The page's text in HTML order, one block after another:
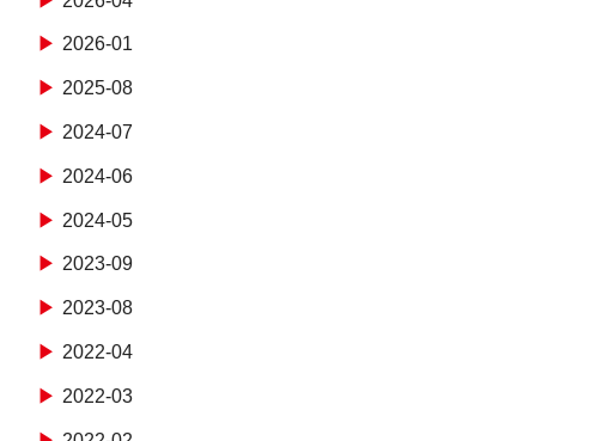
2026-01
2025-08
2024-07
2024-06
2024-05
2023-09
2023-08
2022-04
2022-03